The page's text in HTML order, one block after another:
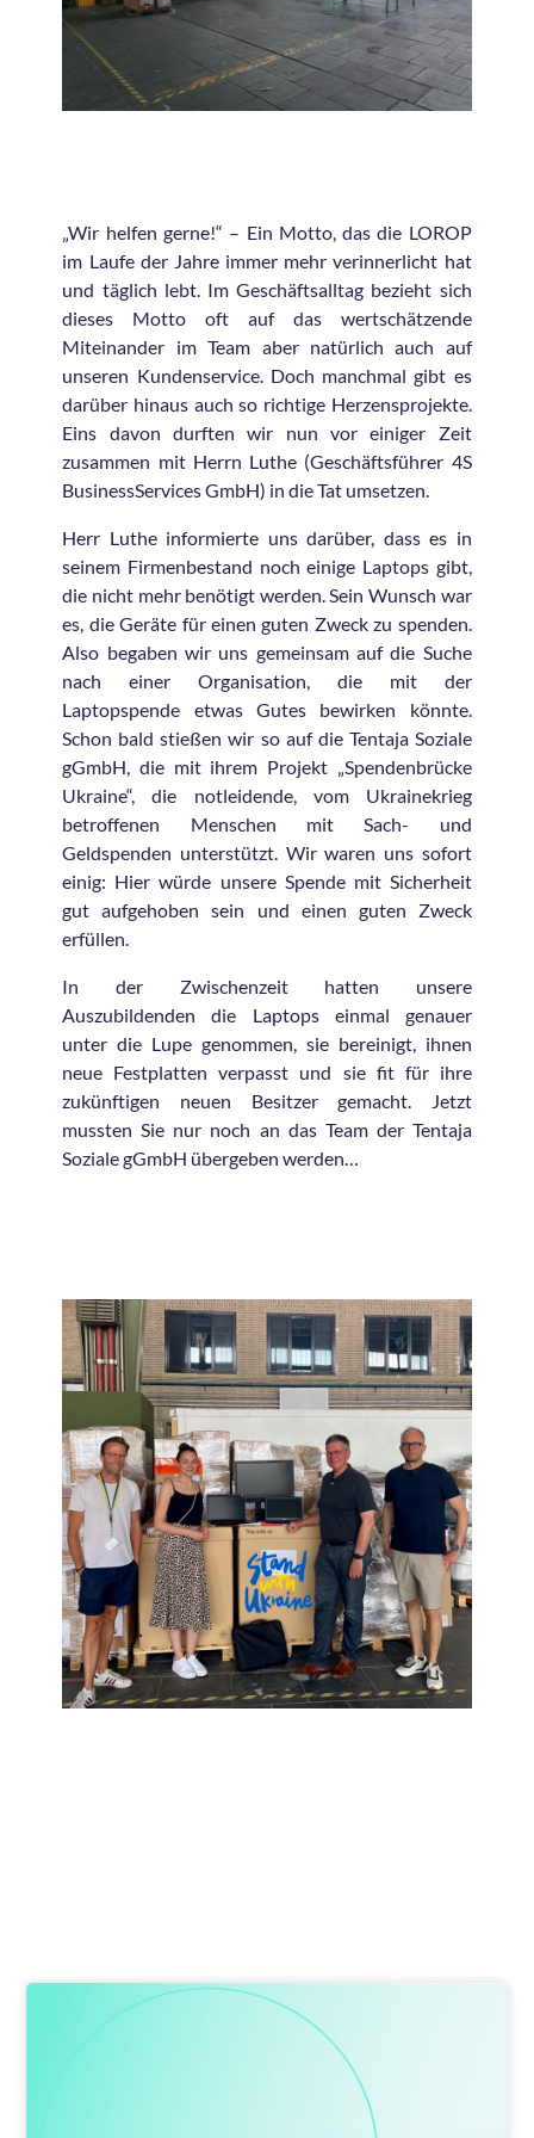
„Wir helfen gerne!“ – Ein Motto, das die LOROP
im Laufe der Jahre immer mehr verinnerlicht hat
und täglich lebt. Im Geschäftsalltag bezieht sich
dieses Motto oft auf das wertschätzende
Miteinander im Team aber natürlich auch auf
unseren Kundenservice. Doch manchmal gibt es
darüber hinaus auch so richtige Herzensprojekte.
Eins davon durften wir nun vor einiger Zeit
zusammen mit Herrn Luthe (Geschäftsführer 4S
BusinessServices GmbH) in die Tat umsetzen.
Herr Luthe informierte uns darüber, dass es in
seinem Firmenbestand noch einige Laptops gibt,
die nicht mehr benötigt werden. Sein Wunsch war
es, die Geräte für einen guten Zweck zu spenden.
Also begaben wir uns gemeinsam auf die Suche
nach einer Organisation, die mit der
Laptopspende etwas Gutes bewirken könnte.
Schon bald stießen wir so auf die Tentaja Soziale
gGmbH, die mit ihrem Projekt „Spendenbrücke
Ukraine“, die notleidende, vom Ukrainekrieg
betroffenen Menschen mit Sach- und
Geldspenden unterstützt. Wir waren uns sofort
einig: Hier würde unsere Spende mit Sicherheit
gut aufgehoben sein und einen guten Zweck
erfüllen.
In der Zwischenzeit hatten unsere
Auszubildenden die Laptops einmal genauer
unter die Lupe genommen, sie bereinigt, ihnen
neue Festplatten verpasst und sie fit für ihre
zukünftigen neuen Besitzer gemacht. Jetzt
mussten Sie nur noch an das Team der Tentaja
Soziale gGmbH übergeben werden…